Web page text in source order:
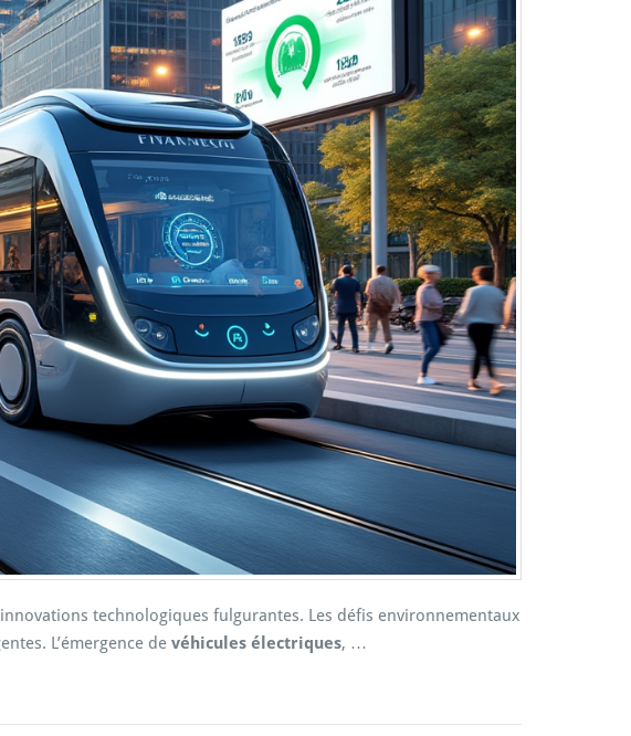
technologiques fulgurantes. Les défis environnementaux
L’émergence de véhicules électriques, …